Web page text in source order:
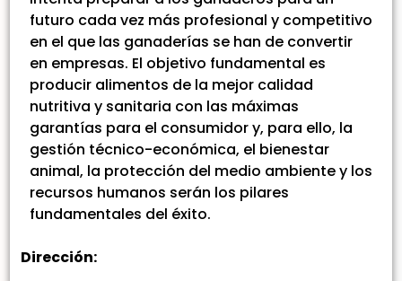
futuro cada vez más profesional y competitivo
en el que las ganaderías se han de convertir
en empresas. El objetivo fundamental es
producir alimentos de la mejor calidad
nutritiva y sanitaria con las máximas
garantías para el consumidor y, para ello, la
gestión técnico-económica, el bienestar
animal, la protección del medio ambiente y los
recursos humanos serán los pilares
fundamentales del éxito.
Dirección: